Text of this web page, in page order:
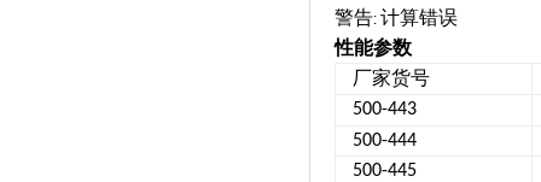
警告: 计算错误
性能参数
厂家货号
500-443
500-444
500-445